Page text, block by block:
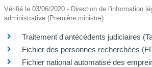
Vérifié le 03/06/2020 - Direction de l'information
administrative (Première ministre)
Traitement d'antécédents judiciaires
Fichier des personnes recherchées
Fichier national automatisé des